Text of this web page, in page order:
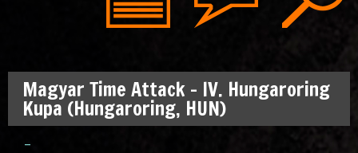
Magyar Time Attack – IV. Hungaroring
Kupa (Hungaroring, HUN)
–